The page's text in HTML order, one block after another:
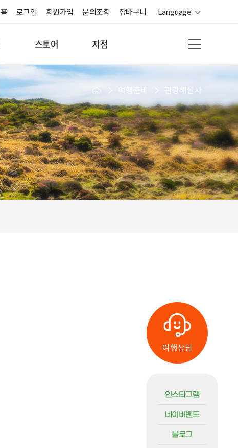
홈 로그인 회원가입 문의조회 장바구니 Language
스토어 지점
여행준비 관광해설사
여행상담
인스타그램
네이버밴드
블로그